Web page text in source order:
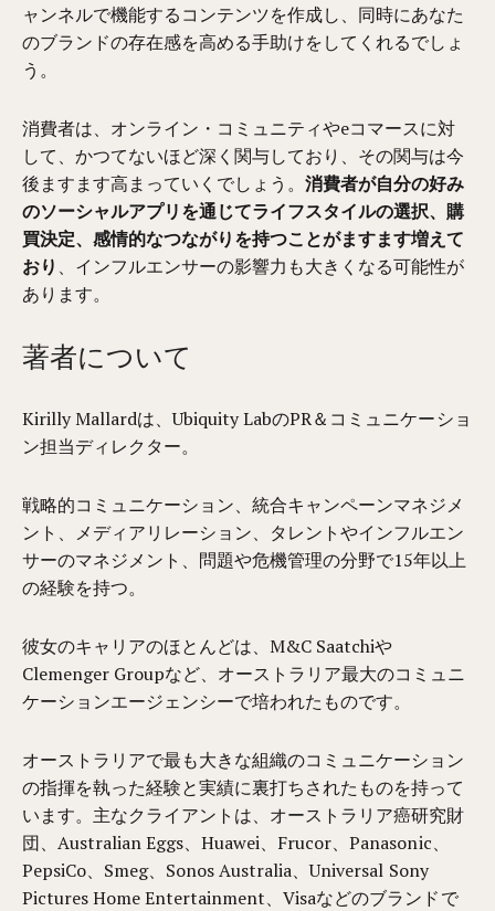
ャンネルで機能するコンテンツを作成し、同時にあなた
のブランドの存在感を高める手助けをしてくれるでしょ
う。
消費者は、オンライン・コミュニティやeコマースに対
して、かつてないほど深く関与しており、その関与は今
後ますます高まっていくでしょう。消費者が自分の好み
のソーシャルアプリを通じてライフスタイルの選択、購
買決定、感情的なつながりを持つことがますます増えて
おり 、インフルエンサーの影響力も大きくなる可能性が
あります。
著者について
Kirilly Mallardは、Ubiquity LabのPR＆コミュニケーショ
ン担当ディレクター。
戦略的コミュニケーション、統合キャンペーンマネジメ
ント、メディアリレーション、タレントやインフルエン
サーのマネジメント、問題や危機管理の分野で15年以上
の経験を持つ。
彼女のキャリアのほとんどは、M&C Saatchiや
Clemenger Groupなど、オーストラリア最大のコミュニ
ケーションエージェンシーで培われたものです。
オーストラリアで最も大きな組織のコミュニケーション
の指揮を執った経験と実績に裏打ちされたものを持って
います。主なクライアントは、オーストラリア癌研究財
団、Australian Eggs、Huawei、Frucor、Panasonic、
PepsiCo、Smeg、Sonos Australia、Universal Sony
Pictures Home Entertainment、Visaなどのブランドで